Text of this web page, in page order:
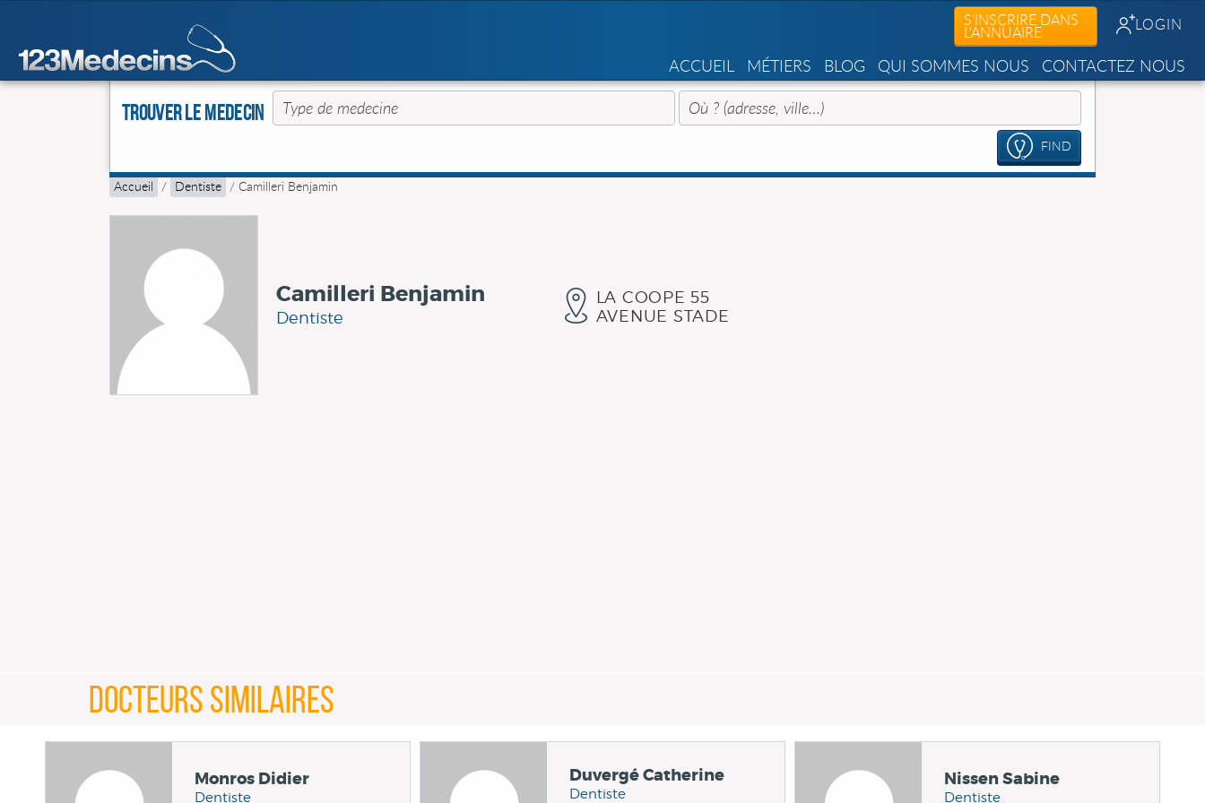
S'INSCRIRE DANS
L'ANNUAIRE LOGIN
ACCUEIL MÉTIERS BLOG QUI SOMMES NOUS CONTACTEZ NOUS
Trouver le Medecin
FIND
Accueil / Dentiste / Camilleri Benjamin
Camilleri Benjamin
Dentiste
LA COOPE 55
AVENUE STADE
DOCTEURS SIMILAIRES
Monros Didier
Dentiste
Duvergé Catherine
Dentiste
Nissen Sabine
Dentiste